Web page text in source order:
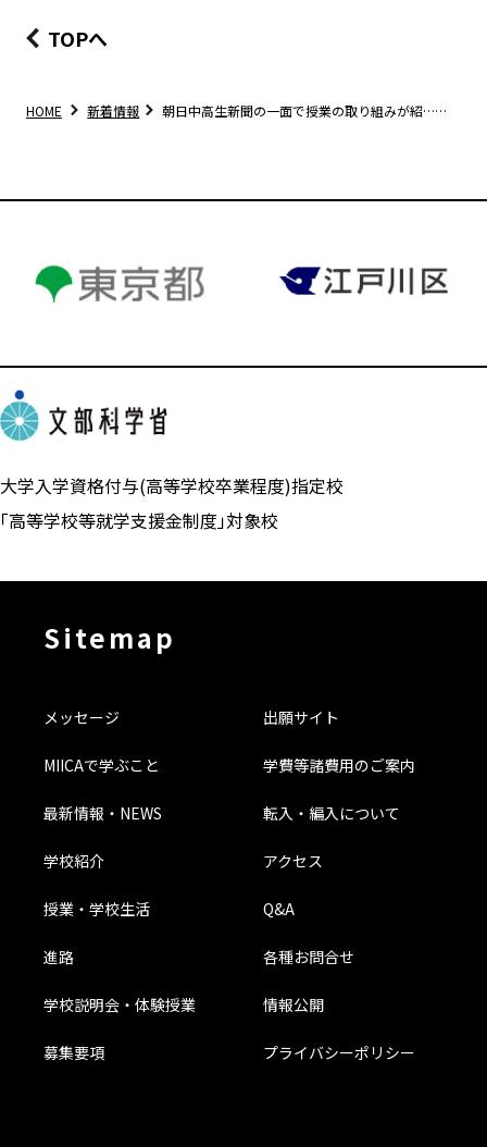
TOPへ
HOME 新着情報 朝日中高生新聞の一面で授業の取り組みが紹……
大学入学資格付与(高等学校卒業程度)指定校
「高等学校等就学支援金制度」対象校
Sitemap
メッセージ
MIICAで学ぶこと
最新情報・NEWS
学校紹介
授業・学校生活
進路
学校説明会・体験授業
募集要項
出願サイト
学費等諸費用のご案内
転入・編入について
アクセス
Q&A
各種お問合せ
情報公開
プライバシーポリシー